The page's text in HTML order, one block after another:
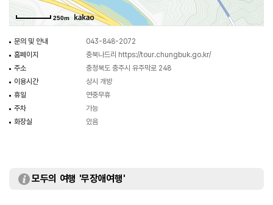
250m
문의 및 안내
043-848-2072
홈페이지
충북나드리 https://tour.chungbuk.go.kr/
주소
충청북도 충주시 유주막로 248
이용시간
상시 개방
휴일
연중무휴
주차
가능
화장실
있음
모두의 여행 '무장애여행'